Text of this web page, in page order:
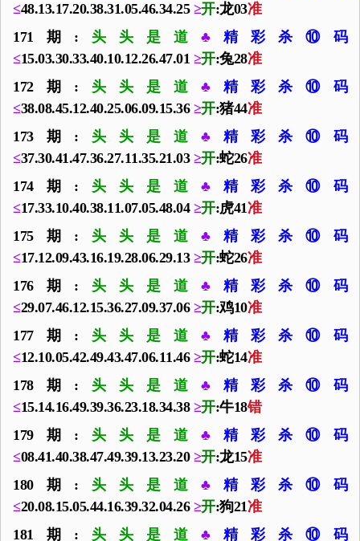
≤48.13.17.20.38.31.05.46.34.25≥开:龙03准
171期: 头头是道♣精彩杀⑩码
≤15.03.30.33.40.10.12.26.47.01 ≥开:兔28准
172期: 头头是道♣精彩杀⑩码
≤38.08.45.12.40.25.06.09.15.36≥开:猪44准
173期: 头头是道♣精彩杀⑩码
≤37.30.41.47.36.27.11.35.21.03≥开:蛇26准
174期: 头头是道♣精彩杀⑩码
≤17.33.10.40.38.11.07.05.48.04≥开:虎41准
175期: 头头是道♣精彩杀⑩码
≤17.12.09.43.16.19.28.06.29.13≥开:蛇26准
176期: 头头是道♣精彩杀⑩码
≤29.07.46.12.15.36.27.09.37.06≥开:鸡10准
177期: 头头是道♣精彩杀⑩码
≤12.10.05.42.49.43.47.06.11.46≥开:蛇14准
178期: 头头是道♣精彩杀⑩码
≤15.14.16.49.39.36.23.18.34.38≥开:牛18错
179期: 头头是道♣精彩杀⑩码
≤08.41.40.38.47.49.39.13.23.20≥开:龙15准
180期: 头头是道♣精彩杀⑩码
≤20.08.15.05.44.16.39.32.04.26≥开:狗21准
181期: 头头是道♣精彩杀⑩码